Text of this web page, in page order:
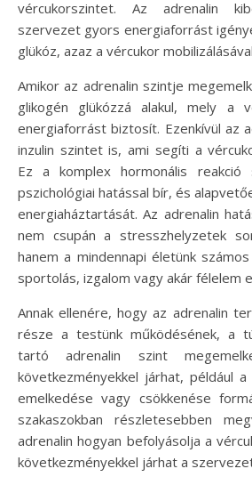
vércukorszintet. Az adrenalin
szervezet gyors energiaforrást
glükóz, azaz a vércukor
Amikor az adrenalin szintje
glikogén glükózzá alakul, mely a
energiaforrást biztosít. Ezenkívül az
inzulin szintet is, ami segíti a
Ez a komplex hormonális
pszichológiai hatással bír, és
energiaháztartását. Az adrenalin
nem csupán a stresszhelyzetek
hanem a mindennapi életünk
sportolás, izgalom vagy akár félelem
Annak ellenére, hogy az adrenalin
része a testünk működésének, a
tartó adrenalin szint
következményekkel járhat, például
emelkedése vagy csökkenése
szakaszokban részletesebben
adrenalin hogyan befolyásolja a
következményekkel járhat a